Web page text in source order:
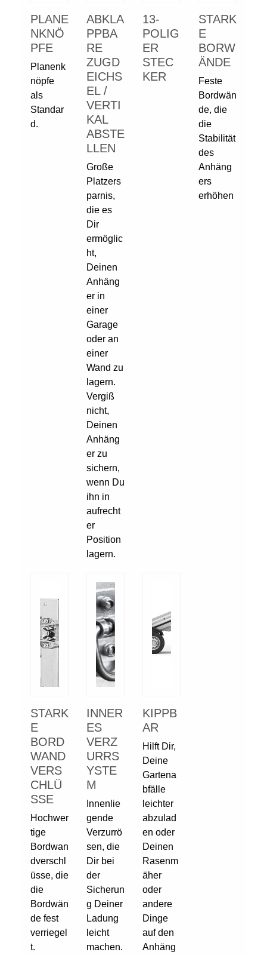
PLANE
NKNÖ
PFE
Planenk
nöpfe
als
Standar
d.
ABKLA
PPBA
RE
ZUGD
EICHS
EL /
VERTI
KAL
ABSTE
LLEN
Große
Platzers
parnis,
die es
Dir
ermöglic
ht,
Deinen
Anhäng
er in
einer
Garage
oder an
einer
Wand zu
lagern.
Vergiß
nicht,
Deinen
Anhäng
er zu
sichern,
wenn Du
ihn in
aufrecht
er
Position
lagern.
13-
POLIG
ER
STEC
KER
STARK
E
BORW
ÄNDE
Feste
Bordwän
de, die
die
Stabilität
des
Anhäng
ers
erhöhen
STARK
E
BORD
WAND
VERS
CHLÜ
SSE
Hochwer
tige
Bordwan
dverschl
üsse, die
die
Bordwän
de fest
verriegel
t.
INNER
ES
VERZ
URRS
YSTE
M
Innenlie
gende
Verzurrö
sen, die
Dir bei
der
Sicherun
g Deiner
Ladung
leicht
machen.
KIPPB
AR
Hilft Dir,
Deine
Gartena
bfälle
leichter
abzulad
en oder
Deinen
Rasenm
äher
oder
andere
Dinge
auf den
Anhäng